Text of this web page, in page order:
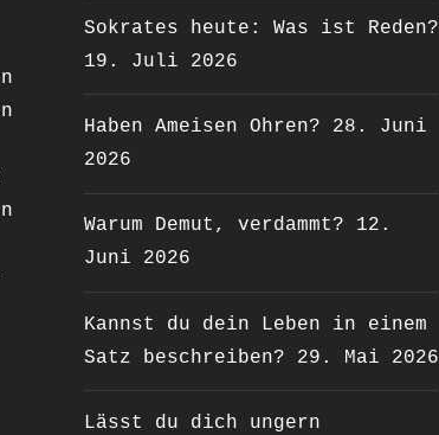
Sokrates heute: Was ist Reden?
19. Juli 2026
Haben Ameisen Ohren?
28. Juni
2026
Warum Demut, verdammt?
12.
Juni 2026
Kannst du dein Leben in einem
Satz beschreiben?
29. Mai 2026
Lässt du dich ungern